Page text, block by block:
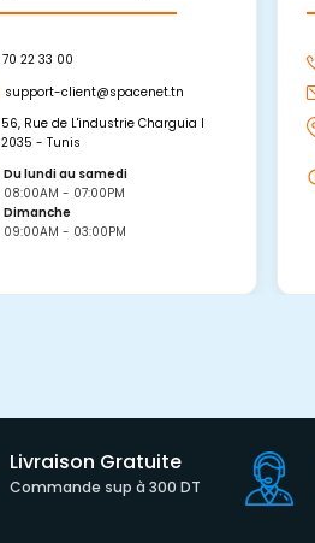
70 22 33 00
support-client@spacenet.tn
56, Rue de L'industrie Charguia I
2035 - Tunis
Du lundi au samedi
08:00AM - 07:00PM
Dimanche
09:00AM - 03:00PM
Livraison Gratuite
Commande sup à 300 DT